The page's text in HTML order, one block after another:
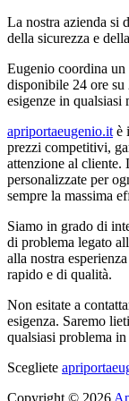
La nostra azienda si
della sicurezza e
Eugenio coordina un
disponibile 24 ore
esigenze in qualsiasi
apriportaeugenio.it è
prezzi competitivi,
attenzione al cliente.
personalizzate per
sempre la massima
Siamo in grado di
di problema legato
alla nostra
rapido e di qualità.
Non esitate a
esigenza. Saremo
qualsiasi problema
Scegliete
Copyright © 2026